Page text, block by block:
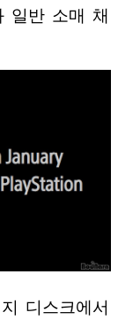
일반 소매 채
디스크에서